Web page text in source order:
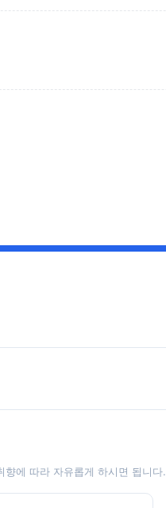
에 따라 자유롭게 하시면 됩니다.